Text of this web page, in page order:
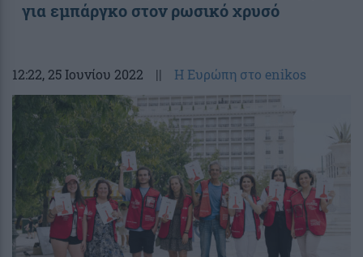
για εμπάργκο στον ρωσικό χρυσό
12:22, 25 Ιουνίου 2022 || Η Ευρώπη στο enikos